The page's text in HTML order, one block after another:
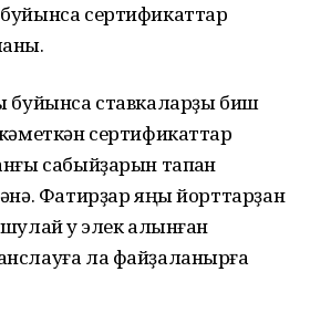
сертификаттар
буйынса ставкаларҙы биш
сертификаттар
сабыйҙарын тапҡан
Фатирҙар яңы йорттарҙан
уҡ элек алынған
ла файҙаланырға